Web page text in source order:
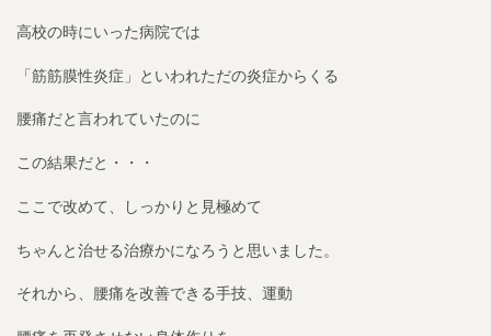
高校の時にいった病院では
「筋筋膜性炎症」といわれただの炎症からくる
腰痛だと言われていたのに
この結果だと・・・
ここで改めて、しっかりと見極めて
ちゃんと治せる治療かになろうと思いました。
それから、腰痛を改善できる手技、運動